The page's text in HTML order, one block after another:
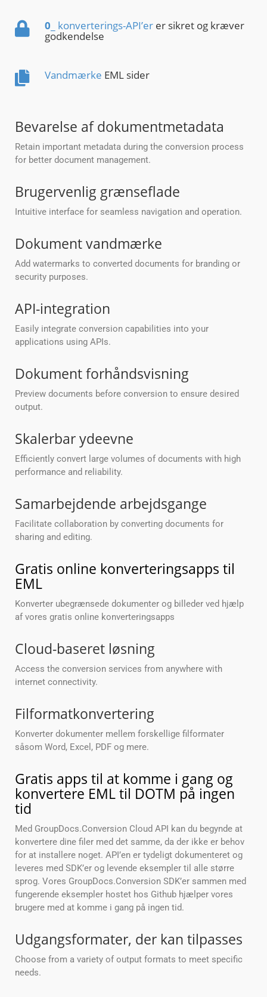
0 _ konverterings-API’er er sikret og kræver
godkendelse
Vandmærke EML sider
Bevarelse af dokumentmetadata
Retain important metadata during the conversion process
for better document management.
Brugervenlig grænseflade
Intuitive interface for seamless navigation and operation.
Dokument vandmærke
Add watermarks to converted documents for branding or
security purposes.
API-integration
Easily integrate conversion capabilities into your
applications using APIs.
Dokument forhåndsvisning
Preview documents before conversion to ensure desired
output.
Skalerbar ydeevne
Efficiently convert large volumes of documents with high
performance and reliability.
Samarbejdende arbejdsgange
Facilitate collaboration by converting documents for
sharing and editing.
Gratis online konverteringsapps til
EML
Konverter ubegrænsede dokumenter og billeder ved hjælp
af vores gratis online konverteringsapps
Cloud-baseret løsning
Access the conversion services from anywhere with
internet connectivity.
Filformatkonvertering
Konverter dokumenter mellem forskellige filformater
såsom Word, Excel, PDF og mere.
Gratis apps til at komme i gang og
konvertere EML til DOTM på ingen
tid
Med GroupDocs.Conversion Cloud API kan du begynde at
konvertere dine filer med det samme, da der ikke er behov
for at installere noget. API’en er tydeligt dokumenteret og
leveres med SDK’er og levende eksempler til alle større
sprog. Vores GroupDocs.Conversion SDK’er sammen med
fungerende eksempler hostet hos Github hjælper vores
brugere med at komme i gang på ingen tid.
Udgangsformater, der kan tilpasses
Choose from a variety of output formats to meet specific
needs.